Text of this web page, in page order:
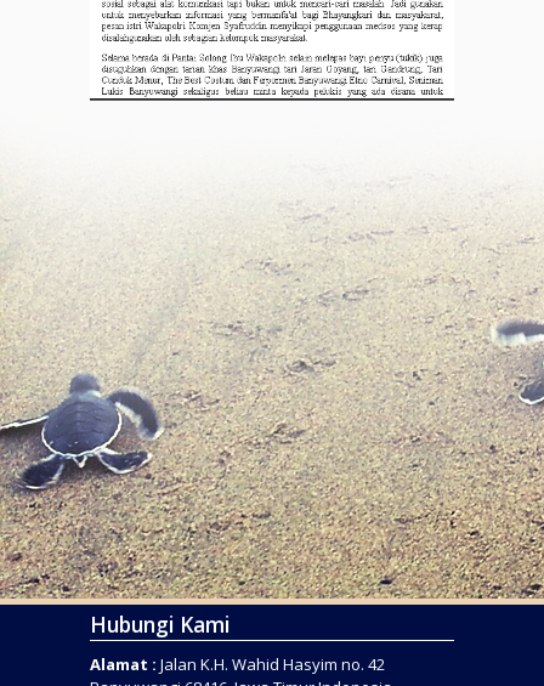
Hubungi Kami
Alamat : Jalan K.H. Wahid Hasyim no. 42